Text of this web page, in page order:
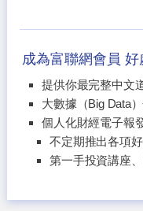
成為富聯網會員 好
提供你最完整中文
大數據（Big Data
個人化財經電子報
不定期推出各項
第一手投資講座